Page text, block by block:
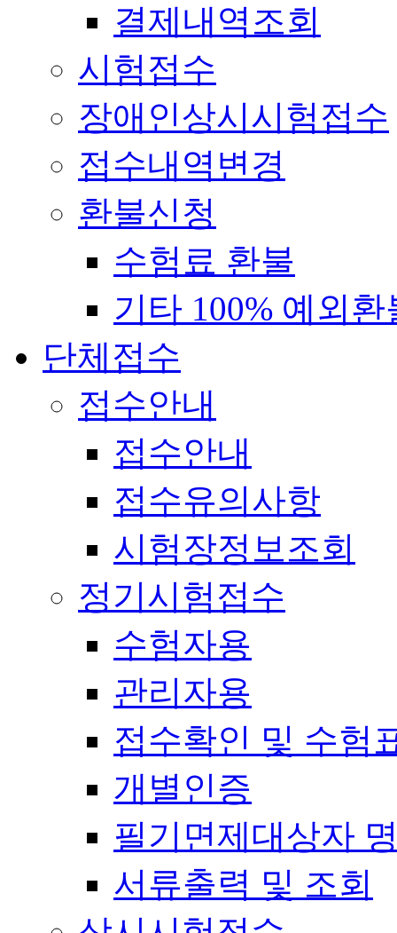
결제내역조회
시험접수
장애인상시시험접수
접수내역변경
환불신청
수험료 환불
기타 100% 예외환
단체접수
접수안내
접수안내
접수유의사항
시험장정보조회
정기시험접수
수험자용
관리자용
접수확인 및 수험
개별인증
필기면제대상자
서류출력 및 조회